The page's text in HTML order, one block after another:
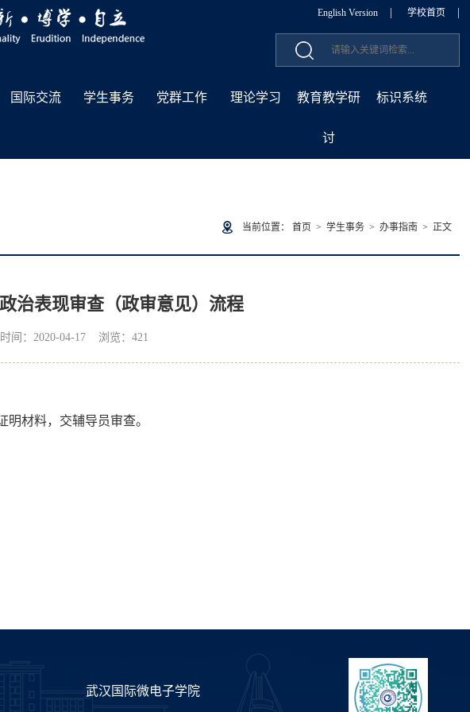
English Version 学校首页
国际交流 学生事务 党群工作 理论学习 教育教学研
讨
标识系统
当前位置： 首页 > 学生事务> 办事指南 > 正文
治表现审查（政审意见）流程
间：2020-04-17 浏览：421
材料，交辅导员审查。
武汉国际微电子学院